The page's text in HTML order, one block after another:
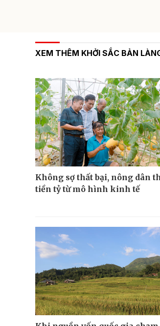
XEM THÊM KHỞI SẮC BẢN
Không sợ thất bại, nông dân
tiền tỷ từ mô hình kinh tế